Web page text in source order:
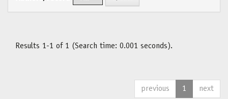
Results 1-1 of 1 (Search time: 0.001 seconds).
previous 1 next